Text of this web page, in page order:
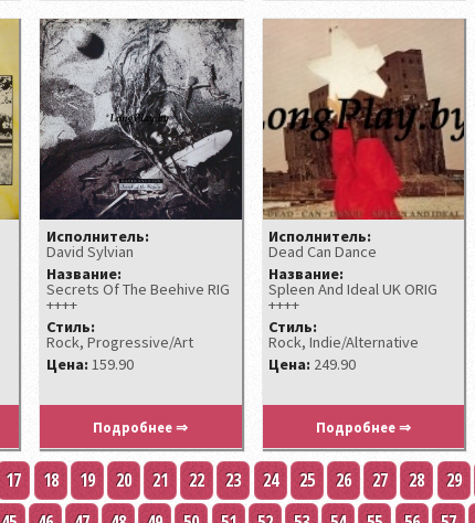
Исполнитель:
David Sylvian
Название:
Secrets Of The Beehive RIG
++++
Стиль:
Rock, Progressive/Art
Цена: 159.90
Подробнее ⇒
Исполнитель:
Dead Can Dance
Название:
Spleen And Ideal UK ORIG
++++
Стиль:
Rock, Indie/Alternative
Цена: 249.90
Подробнее ⇒
17 18 19 20 21 22 23 24 25 26 27 28 29